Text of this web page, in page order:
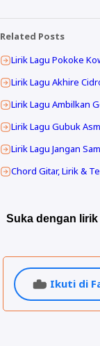
Related Posts
Lirik Lagu Pokoke
Lirik Lagu Akhire
Lirik Lagu Ambilkan
Lirik Lagu Gubuk
Lirik Lagu Jangan
Chord Gitar, Lirik &
Suka dengan
Ikuti di